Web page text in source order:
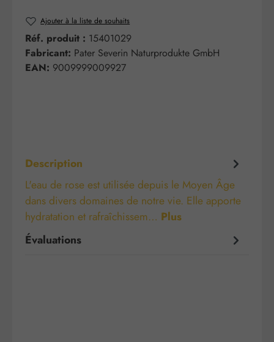
Ajouter à la liste de souhaits
Réf. produit : 15401029
Fabricant: Pater Severin Naturprodukte GmbH
EAN: 9009999009927
Description
L'eau de rose est utilisée depuis le Moyen Âge
dans divers domaines de notre vie. Elle apporte
hydratation et rafraîchissem… Plus
Évaluations